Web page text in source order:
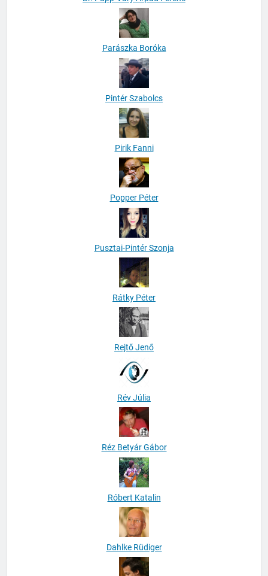
Parászka Boróka
Pintér Szabolcs
Pirik Fanni
Popper Péter
Pusztai-Pintér Szonja
Rátky Péter
Rejtő Jenő
Rév Júlia
Réz Betyár Gábor
Róbert Katalin
Dahlke Rüdiger